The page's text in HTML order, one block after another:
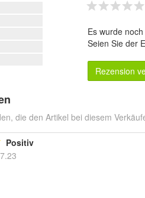
Es wurde
Seien Sie der
Rezension
die den Artikel bei diesem
Positiv